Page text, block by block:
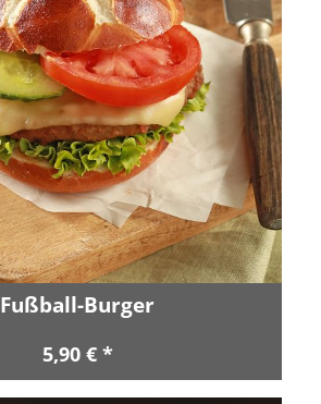
Fußball-Burger
5,90 € *